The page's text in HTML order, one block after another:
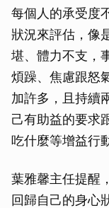
每個人的承受度
狀況來評估，像
堪、體力不支，
煩躁、焦慮跟怒
加許多，且持續
己有助益的要求
吃什麼等增益行
葉雅馨主任提醒
回歸自己的身心